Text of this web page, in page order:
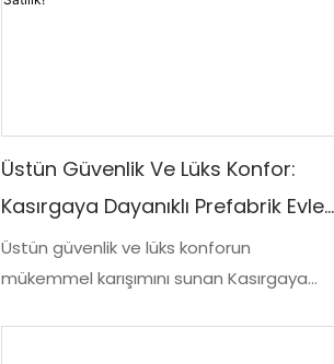
Üstün Güvenlik Ve Lüks Konfor:
Kasırgaya Dayanıklı Prefabrik Evler
(1-5 Yatak Odalı) - Fabrikada
Üretilen Yalıtımlı Modüler
Üstün güvenlik ve lüks konforun
mükemmel karışımını sunan Kasırgaya